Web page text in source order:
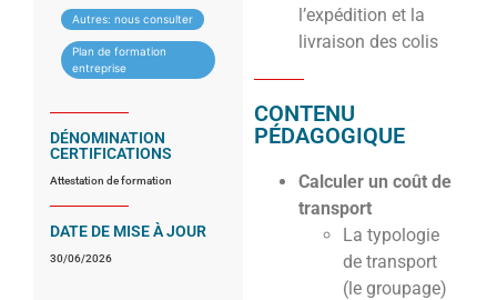
Autres: nous consulter
Plan de formation
entreprise
DÉNOMINATION
CERTIFICATIONS
Attestation de formation
DATE DE MISE À JOUR
30/06/2026
l’expédition et la
livraison des colis
CONTENU
PÉDAGOGIQUE
Calculer un coût de
transport
La typologie
de transport
(le groupage)